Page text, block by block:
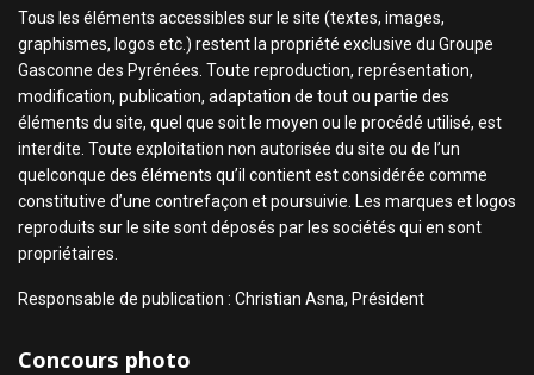
Tous les éléments accessibles sur le site (textes, images,
graphismes, logos etc.) restent la propriété exclusive du Groupe
Gasconne des Pyrénées. Toute reproduction, représentation,
modification, publication, adaptation de tout ou partie des
éléments du site, quel que soit le moyen ou le procédé utilisé, est
interdite. Toute exploitation non autorisée du site ou de l’un
quelconque des éléments qu’il contient est considérée comme
constitutive d’une contrefaçon et poursuivie. Les marques et logos
reproduits sur le site sont déposés par les sociétés qui en sont
propriétaires.
Responsable de publication : Christian Asna, Président
Concours photo